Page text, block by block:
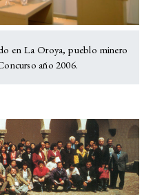
en La Oroya, pueblo minero
año 2006.